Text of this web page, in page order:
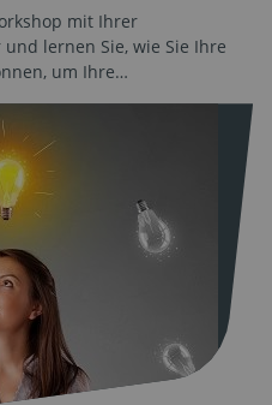
mit Ihrer
lernen Sie, wie Sie Ihre
um Ihre…